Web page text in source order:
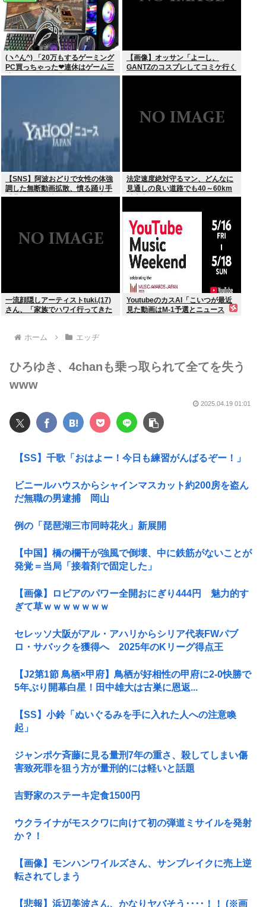
(ヽ^ん^) 「20万もするゲーミング
PC買っちゃった❤連休はゲーム三
昧だ」一週間後「お届け物でー
【画像】オッサン「よーし、
GANTZのコスプレしてコミケ行く
かー」
【SNS】阿波おどりで女性の体強
調した無断動画拡散、憤る踊り手
「悲しいし気持ち悪い」…警察へ
法定速度絶対守るマン、どんなに
見通しの良い道路でも40～60km
以上出さない
一流顔隠しアーティストtuki.(17)
さん、「家族でハワイ行ってきた
YoutubeのカスAI「こいつが最近
見た動画はM-1予選とニュース
ホーム エッヂ
ひろゆき、4chanも乗っ取られて全てを失う
www
2025.04.19 01:01
【SS】千歌「おはよー！今日も練習がんばるぞー！」
ビニールハウスからシャインマスカット約200房を盗ん
だ無職の男逮捕 岡山
例の「琵琶湖三市同時花火」新展開
【中国】橋の欄干が強風で倒壊、中に鉄筋がないことが
発覚＝当局「接着剤で固定した」
【画像】ロピアのパワー全開おにぎり444円 魅力的す
ぎて草ｗｗｗｗｗｗｗ
セレッソ大阪がアル・アハリからシリア代表FWパブ
ロ・サバックを獲得へ 2025年のKリーグ得点王
【J2第1節 鳥栖×甲府】鳥栖が好相性の甲府に2-0快勝で
5年ぶり開幕白星！田中雄大は古巣に恩返...
【SS】小鈴「ぬいぐるみを手に入れた人への注意喚
起」
ジャンポケ斉藤に見る量刑7年の重さ、殺してしまい傷
害致死罪を狙う方が量刑的には軽いと話題
吉野家のステーキ定食1500円
ウクライナがモスクワに向けて初の弾道ミサイルを発射
か？！
【画像】モンハンワイルズさん、サンブレイクに売上逆
転されてしまう
【悲報】浜辺美波さん、かなりヤバそう････！！ (※画